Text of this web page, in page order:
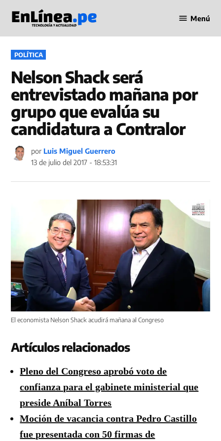
contenido
en Línea
Menú
PUBLICADO
EN
POLÍTICA
Nelson Shack será
entrevistado mañana por
grupo que evalúa su
candidatura a Contralor
por Luis Miguel Guerrero
13 de julio del 2017 - 18:53:31
El economista Nelson Shack acudirá mañana al Congreso
Artículos relacionados
Pleno del Congreso aprobó voto de
confianza para el gabinete ministerial que
preside Aníbal Torres
Moción de vacancia contra Pedro Castillo
fue presentada con 50 firmas de